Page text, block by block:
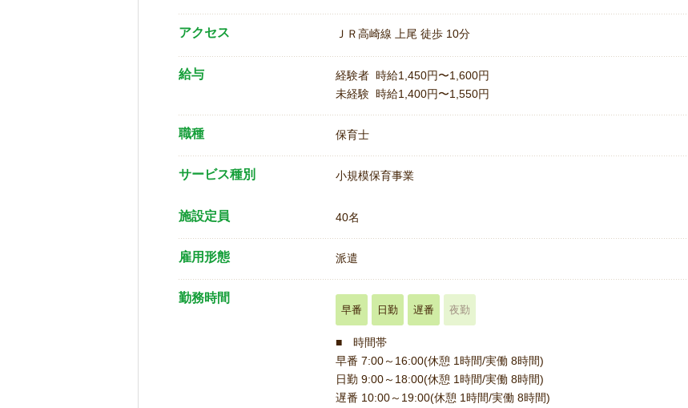
アクセス ＪＲ高崎線 上尾 徒歩 10分
給与
経験者 時給1,450円〜1,600円
未経験 時給1,400円〜1,550円
職種 保育士
サービス種別 小規模保育事業
施設定員 40名
雇用形態 派遣
勤務時間
早番 日勤 遅番 夜勤
■ 時間帯
早番 7:00～16:00(休憩 1時間/実働 8時間)
日勤 9:00～18:00(休憩 1時間/実働 8時間)
遅番 10:00～19:00(休憩 1時間/実働 8時間)